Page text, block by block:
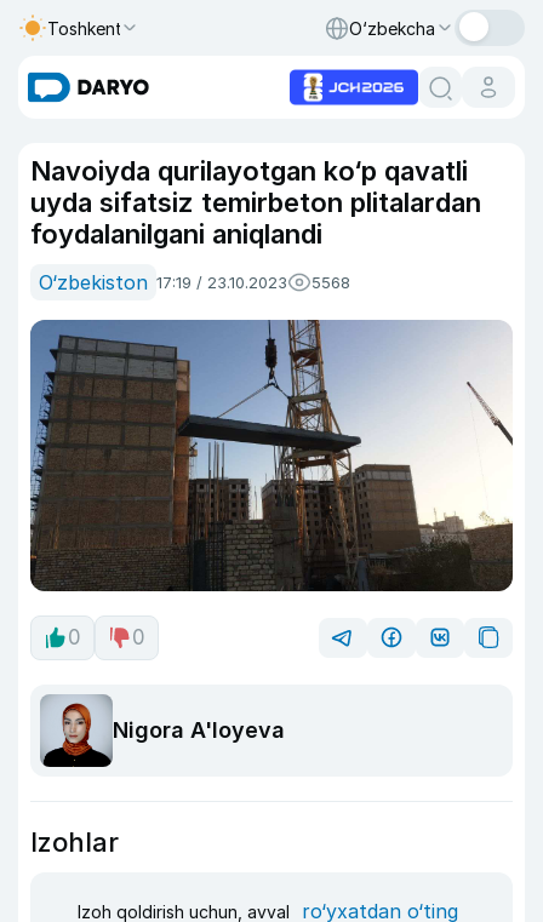
Toshkent O‘zbekcha
Navoiyda qurilayotgan ko‘p qavatli
uyda sifatsiz temirbeton plitalardan
foydalanilgani aniqlandi
O‘zbekiston 17:19 / 23.10.2023 5568
0 0
Nigora A'loyeva
Izohlar
Izoh qoldirish uchun, avval ro‘yxatdan o‘ting